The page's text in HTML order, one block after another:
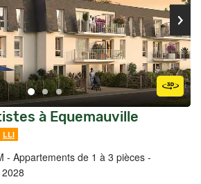
à Equemauville
LLI
- Appartements de 1 à 3 pièces -